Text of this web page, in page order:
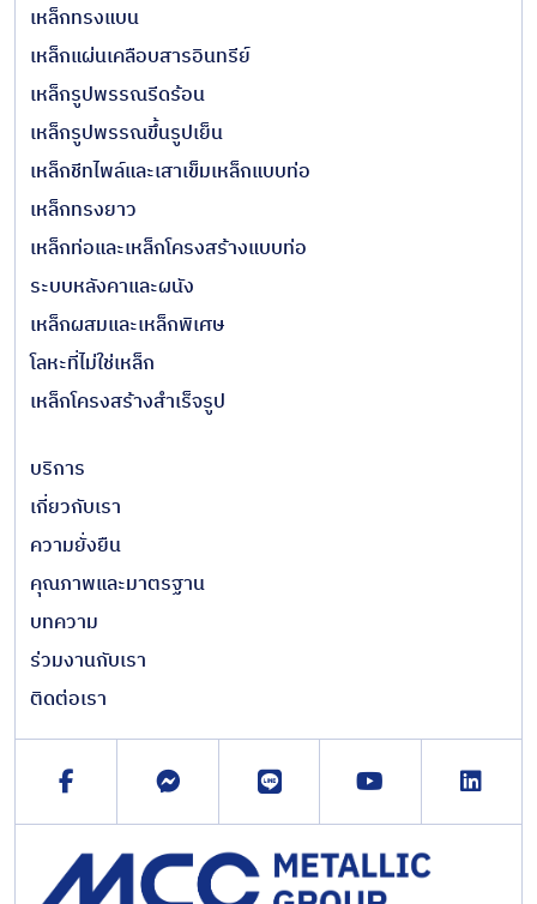
เหล็กทรงแบน
เหล็กแผ่นเคลือบสารอินทรีย์
เหล็กรูปพรรณรีดร้อน
เหล็กรูปพรรณขึ้นรูปเย็น
เหล็กชีทไพล์และเสาเข็มเหล็กแบบท่อ
เหล็กทรงยาว
เหล็กท่อและเหล็กโครงสร้างแบบท่อ
ระบบหลังคาและผนัง
เหล็กผสมและเหล็กพิเศษ
โลหะที่ไม่ใช่เหล็ก
เหล็กโครงสร้างสำเร็จรูป
บริการ
เกี่ยวกับเรา
ความยั่งยืน
คุณภาพและมาตรฐาน
บทความ
ร่วมงานกับเรา
ติดต่อเรา